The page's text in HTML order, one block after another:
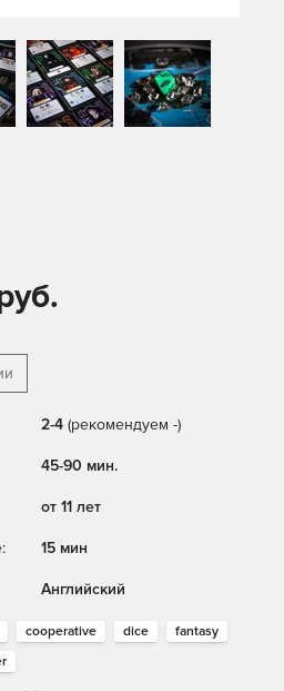
2-4 (рекомендуем -)
45-90 мин.
от 11 лет
15 мин
Английский
cooperative dice
fantasy